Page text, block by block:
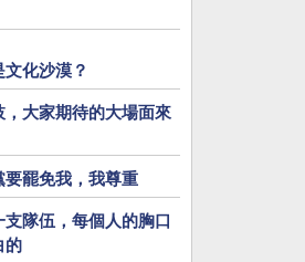
文化沙漠？
，大家期待的大場面來
要罷免我，我尊重
支隊伍，每個人的胸口
的